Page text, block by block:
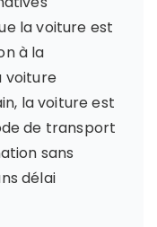
la voiture est
à la
voiture
la voiture est
de transport
sans
délai